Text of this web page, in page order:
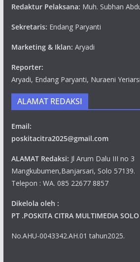
Redaktur Pelaksana: Muh. Subhan
Sekretaris: Endang Paryanti
Marketing & Iklan: Aryadi
Reporter:
Aryadi, Endang Paryanti, Nuraeni Yeriarsi
ALAMAT REDAKSI
Email:
poskitacitra2025@gmail.com
ALAMAT Redaksi: Jl Arum Dalu III no 3
Mangkubumen,Banjarsari, Solo 57139.
Telepon : WA. 085 22677 8857
Dikelola oleh :
PT .POSKITA CITRA MULTIMEDIA SOLO
No.AHU-0043342.AH.01 tahun2025.